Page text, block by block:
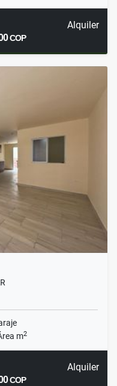
Alquiler
COP
m2
Alquiler
COP